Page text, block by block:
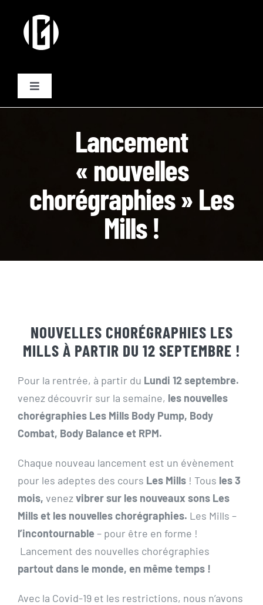
contenu
Toggle
Plannings
Pré-inscription/boutique
Lancement
« nouvelles
chorégraphies » Les
Mills !
NOUVELLES CHORÉGRAPHIES LES
MILLS À PARTIR DU 12 SEPTEMBRE !
Pour la rentrée, à partir du Lundi 12 septembre.
venez découvrir sur la semaine, les nouvelles
chorégraphies Les Mills Body Pump, Body
Combat, Body Balance et RPM.
Chaque nouveau lancement est un évènement
pour les adeptes des cours Les Mills! Tous les 3
mois, venezvibrer sur les nouveaux sons Les
Millset les nouvelles chorégraphies. Les Mills –
l’incontournable – pour être en forme !
Lancement des nouvelles chorégraphies
partout dans le monde, en même temps !
Avec la Covid-19 et les restrictions, nous n’avons